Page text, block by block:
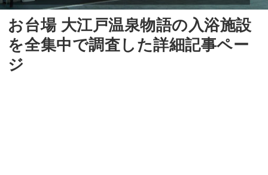
お台場 大江戸温泉物語の入浴施設
を全集中で調査した詳細記事ペー
ジ